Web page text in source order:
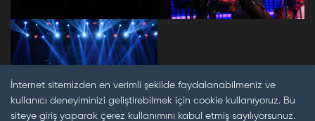
İnternet sitemizden en verimli şekilde faydalanabilmeniz ve
kullanıcı deneyiminizi geliştirebilmek için cookie kullanıyoruz. Bu
siteye giriş yaparak çerez kullanımını kabul etmiş sayılıyorsunuz.